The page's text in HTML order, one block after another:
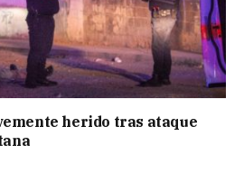
herido tras ataque